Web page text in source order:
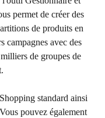
permet de créer des
de produits en
campagnes avec des
de groupes de
standard ainsi
pouvez également